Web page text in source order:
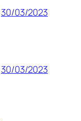
30/03/2023
30/03/2023